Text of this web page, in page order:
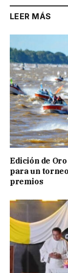
LEER MÁS
Edición de
para un
premios